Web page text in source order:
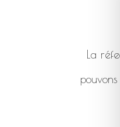
La